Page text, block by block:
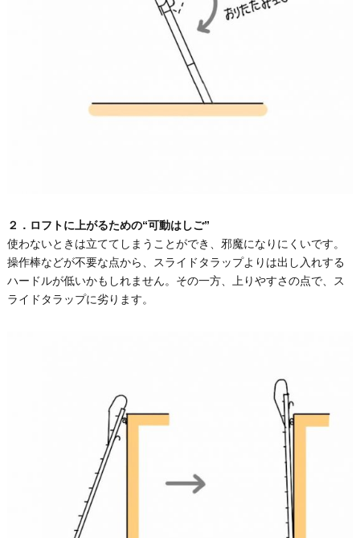
２．ロフトに上がるための“可動はしご”
使わないときは立ててしまうことができ、邪魔になりにくいです。
操作棒などが不要な点から、スライドタラップよりは出し入れする
ハードルが低いかもしれません。その一方、上りやすさの点で、ス
ライドタラップに劣ります。